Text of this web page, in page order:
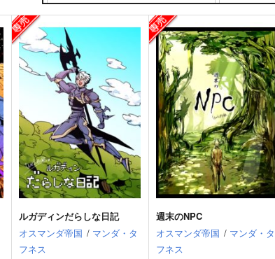
ルガディンだらしな日記
オスマンダ帝国 / マンダ・タ
フネス
週末のNPC
オスマンダ帝国 / マンダ・タ
フネス